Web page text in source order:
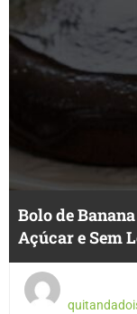
Bolo de
Açúcar e Sem